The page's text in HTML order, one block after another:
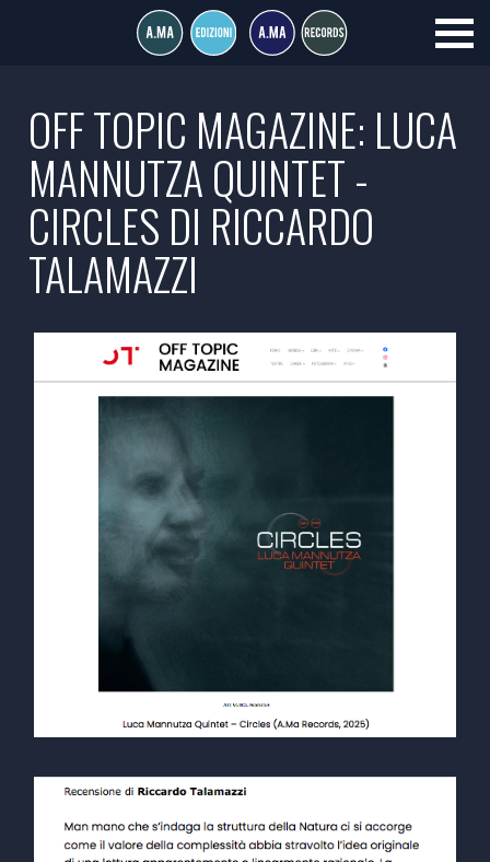
OFF TOPIC MAGAZINE: LUCA
MANNUTZA QUINTET -
CIRCLES DI RICCARDO
TALAMAZZI